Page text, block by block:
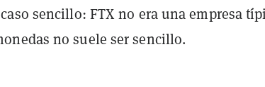
sencillo: FTX no era una empresa
no suele ser sencillo.